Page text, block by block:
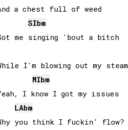
a chest full of weed
SIbm
me singing 'bout a bitch
I'm blowing out my steam
MIbm
I know I got my issues
LAbm
you think I fuckin' flow?